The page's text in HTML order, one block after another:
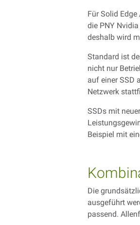
Für Solid
die PNY
deshalb wird
Standard ist
nicht nur
auf einer SSD
Netzwerk
SSDs mit
Beispiel mit
Die
ausgeführt
passend.